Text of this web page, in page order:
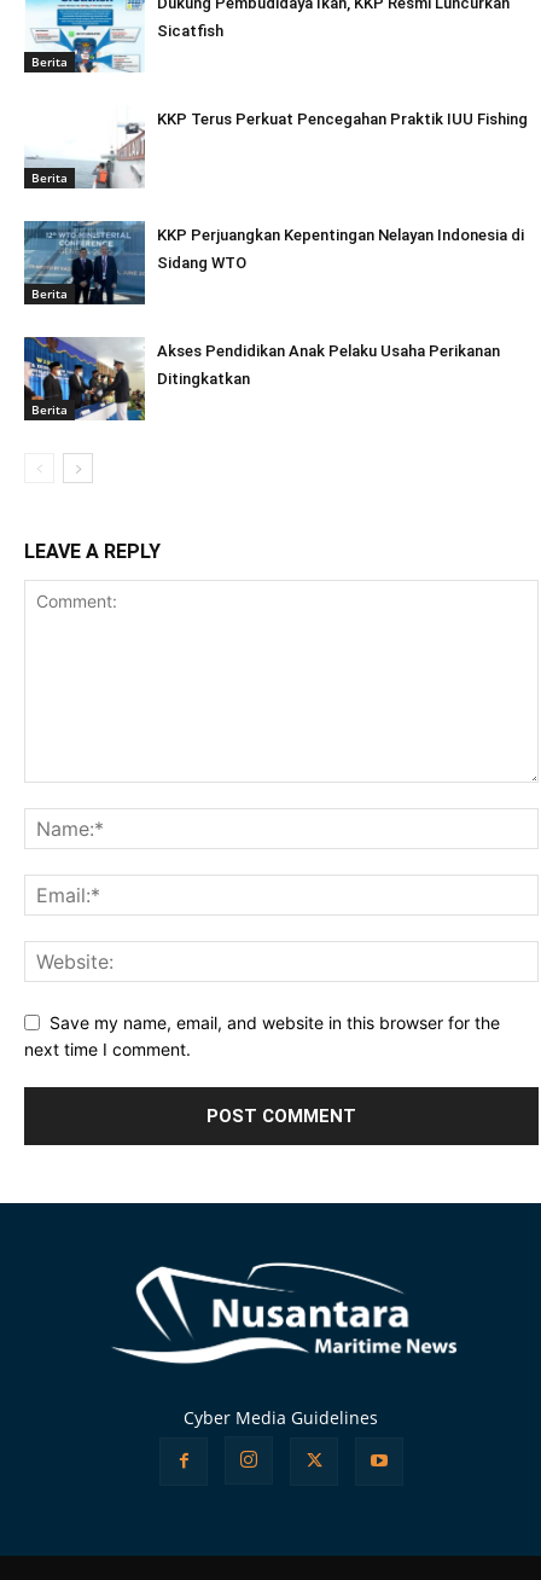
Berita
Sicatfish
Berita
KKP Terus Perkuat Pencegahan Praktik IUU Fishing
Berita
KKP Perjuangkan Kepentingan Nelayan Indonesia di
Sidang WTO
Berita
Akses Pendidikan Anak Pelaku Usaha Perikanan
Ditingkatkan
LEAVE A REPLY
Save my name, email, and website in this browser for the
next time I comment.
Cyber Media Guidelines